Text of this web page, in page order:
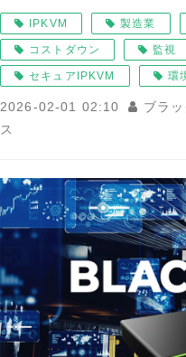
IPKVM 製造業
コストダウン 監視
セキュアIPKVM 環
2026-02-01 02:10
ブラ
ス